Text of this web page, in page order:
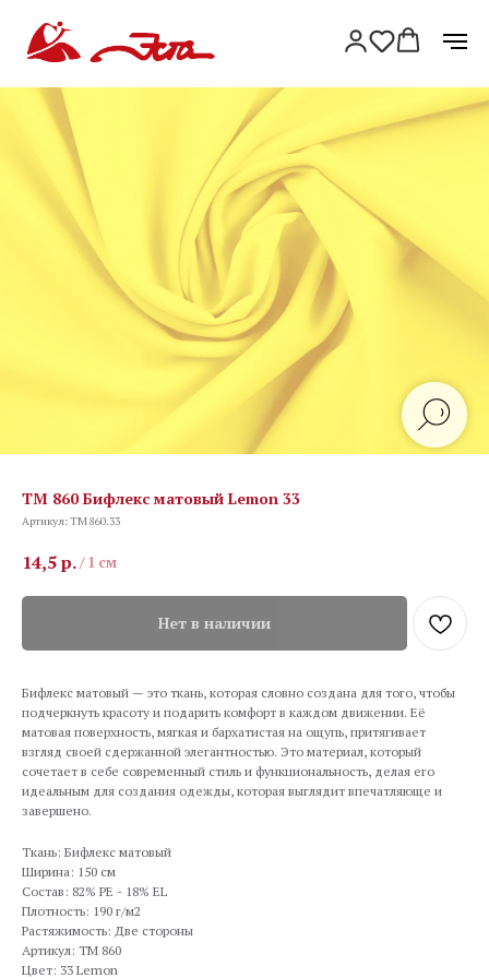
TM 860 Бифлекс матовый Lemon 33
Артикул:TM 860.33
14,5р./ 1 см
Нет в наличии
Бифлекс матовый — это ткань, которая словно создана для того, чтобы
подчеркнуть красоту и подарить комфорт в каждом движении. Её
матовая поверхность, мягкая и бархатистая на ощупь, притягивает
взгляд своей сдержанной элегантностью. Это материал, который
сочетает в себе современный стиль и функциональность, делая его
идеальным для создания одежды, которая выглядит впечатляюще и
завершено.
Ткань: Бифлекс матовый
Ширина: 150 см
Состав: 82% PE - 18% EL
Плотность: 190 г/м2
Растяжимость: Две стороны
Артикул: TM 860
Цвет: 33 Lemon